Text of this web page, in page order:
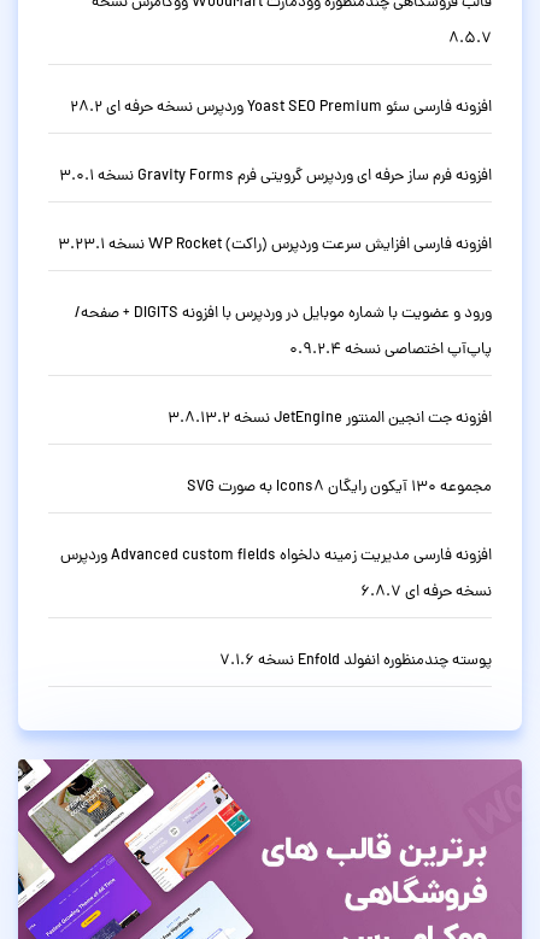
8.5.7
افزونه فارسی سئو Yoast SEO Premium وردپرس نسخه حرفه ای 28.2
افزونه فرم ساز حرفه ای وردپرس گرویتی فرم Gravity Forms نسخه 3.0.1
افزونه فارسی افزایش سرعت وردپرس (راکت) WP Rocket نسخه 3.23.1
ورود و عضویت با شماره موبایل در وردپرس با افزونه DIGITS + صفحه/
پاپ‌آپ اختصاصی نسخه 0.9.2.4
افزونه جت انجین المنتور JetEngine نسخه 3.8.13.2
مجموعه 130 آیکون رایگان Icons8 به صورت SVG
افزونه فارسی مدیریت زمینه دلخواه Advanced custom fields وردپرس
نسخه حرفه ای 6.8.7
پوسته چندمنظوره انفولد Enfold نسخه 7.1.6